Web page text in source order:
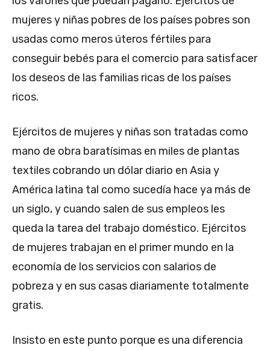
mujeres y niñas pobres de los países pobres son
usadas como meros úteros fértiles para
conseguir bebés para el comercio para satisfacer
los deseos de las familias ricas de los países
ricos.
Ejércitos de mujeres y niñas son tratadas como
mano de obra baratísimas en miles de plantas
textiles cobrando un dólar diario en Asia y
América latina tal como sucedía hace ya más de
un siglo, y cuando salen de sus empleos les
queda la tarea del trabajo doméstico. Ejércitos
de mujeres trabajan en el primer mundo en la
economía de los servicios con salarios de
pobreza y en sus casas diariamente totalmente
gratis.
Insisto en este punto porque es una diferencia